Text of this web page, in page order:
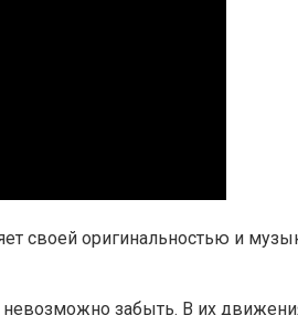
своей оригинальностью и
забыть. В их